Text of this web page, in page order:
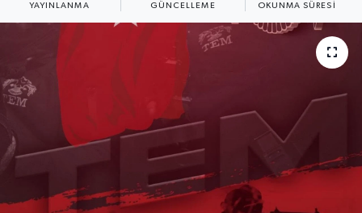
YAYINLANMA GÜNCELLEME OKUNMA SÜRESI
Dünya
EĞİTİM
EKONOMİ